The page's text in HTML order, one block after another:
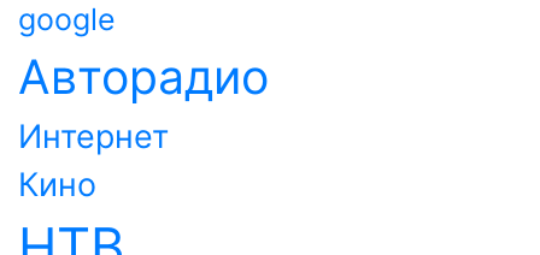
google
Авторадио
Интернет
Кино